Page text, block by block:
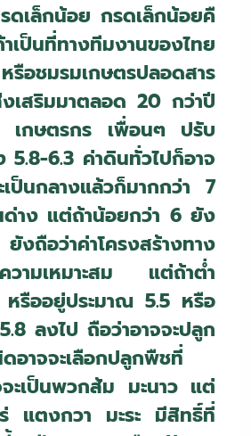
ดเล็กน้อย กรดเล็กน้อยคื
ป็นที่ทางทีมงานของไทย
อชมรมเกษตรปลอดสาร
เสริมมาตลอด 20 กว่าปี
เกษตรกร เพื่อนๆ ปรับ
5.8-6.3 ค่าดินทั่วไปก็อาจ
ป็นกลางแล้วก็มากกว่า 7
ด่าง แต่ถ้าน้อยกว่า 6 ยัง
ยังถือว่าค่าโครงสร้างทาง
วามเหมาะสม แต่ถ้าต่ำ
รืออยู่ประมาณ 5.5 หรือ
ลงไป ถือว่าอาจจะปลูก
อาจจะเลือกปลูกพืชที่
ะเป็นพวกส้ม มะนาว แต่
แตงกวา มะระ มีสิทธิ์ที่